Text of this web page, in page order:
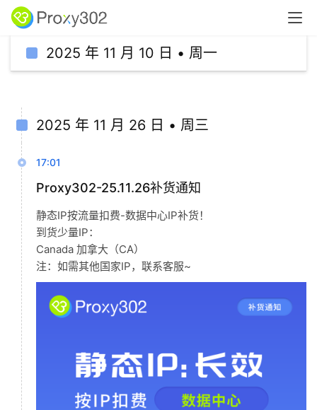
快讯
2025 年 11 月 26 日 • 周三
17:01
Proxy302-25.11.26补货通知
静态IP按流量扣费-数据中心IP补货！
到货少量IP：
Canada 加拿大（CA）
注：如需其他国家IP，联系客服~
2025 年 11 月 10 日 • 周一